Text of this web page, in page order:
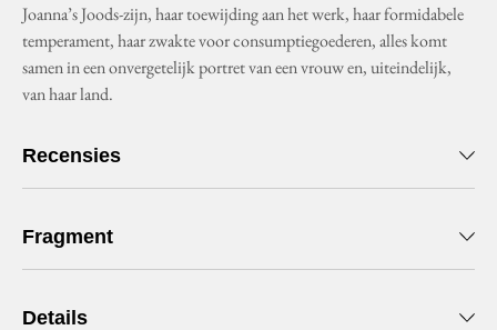
Joanna’s Joods-zijn, haar toewijding aan het werk, haar formidabele
temperament, haar zwakte voor consumptiegoederen, alles komt
samen in een onvergetelijk portret van een vrouw en, uiteindelijk,
van haar land.
Recensies
Fragment
Details